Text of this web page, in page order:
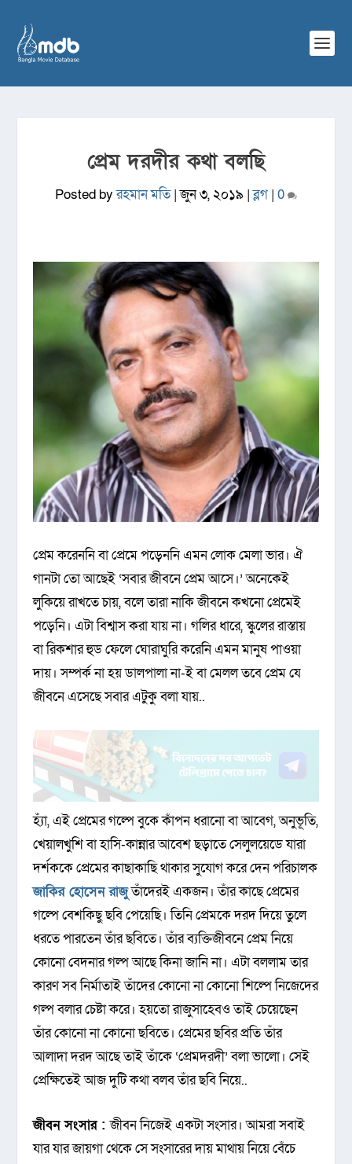
প্রেম দরদীর কথা বলছি
Posted byরহমান মতি|জুন ৩, ২০১৯ |ব্লগ | 0
প্রেম করেননি বা প্রেমে পড়েননি এমন লোক মেলা ভার। ঐ
গানটা তো আছেই ‘সবার জীবনে প্রেম আসে।’ অনেকেই
লুকিয়ে রাখতে চায়, বলে তারা নাকি জীবনে কখনো প্রেমেই
পড়েনি। এটা বিশ্বাস করা যায় না। গলির ধারে, স্কুলের রাস্তায়
বা রিকশার হুড ফেলে ঘোরাঘুরি করেনি এমন মানুষ পাওয়া
দায়। সম্পর্ক না হয় ডালপালা না-ই বা মেলল তবে প্রেম যে
জীবনে এসেছে সবার এটুকু বলা যায়..
হ্যাঁ, এই প্রেমের গল্পে বুকে কাঁপন ধরানো বা আবেগ, অনুভূতি,
খেয়ালখুশি বা হাসি-কান্নার আবেশ ছড়াতে সেলুলয়েডে যারা
দর্শককে প্রেমের কাছাকাছি থাকার সুযোগ করে দেন পরিচালক
জাকির হোসেন রাজুতাঁদেরই একজন। তাঁর কাছে প্রেমের
গল্পে বেশকিছু ছবি পেয়েছি। তিনি প্রেমকে দরদ দিয়ে তুলে
ধরতে পারতেন তাঁর ছবিতে। তাঁর ব্যক্তিজীবনে প্রেম নিয়ে
কোনো বেদনার গল্প আছে কিনা জানি না। এটা বললাম তার
কারণ সব নির্মাতাই তাঁদের কোনো না কোনো শিল্পে নিজেদের
গল্প বলার চেষ্টা করে। হয়তো রাজুসাহেবও তাই চেয়েছেন
তাঁর কোনো না কোনো ছবিতে। প্রেমের ছবির প্রতি তাঁর
আলাদা দরদ আছে তাই তাঁকে ‘প্রেমদরদী’ বলা ভালো। সেই
প্রেক্ষিতেই আজ দুটি কথা বলব তাঁর ছবি নিয়ে..
জীবন সংসার :জীবন নিজেই একটা সংসার। আমরা সবাই
যার যার জায়গা থেকে সে সংসারের দায় মাথায় নিয়ে বেঁচে